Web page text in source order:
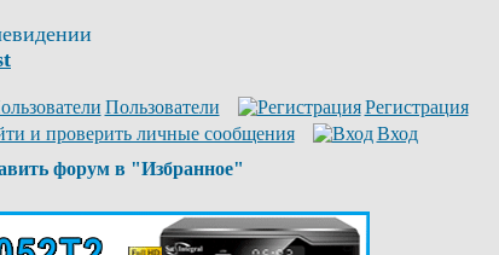
Пользователи
Регистрация
и проверить личные сообщения
Вход
форум в "Избранное"